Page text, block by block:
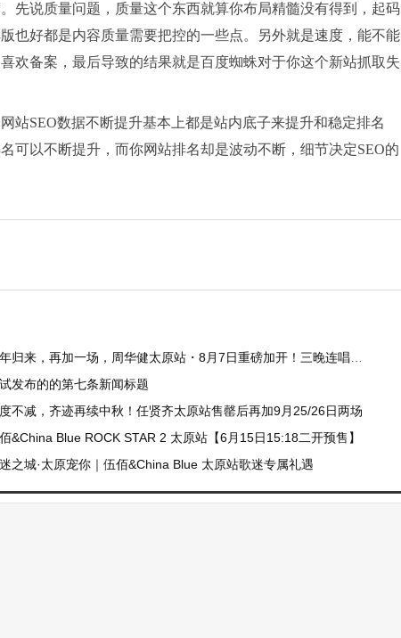
先说质量问题，质量这个东西就算你布局精髓没有得到，起码
也好都是内容质量需要把控的一些点。另外就是速度，能不能
欢备案，最后导致的结果就是百度蜘蛛对于你这个新站抓取失
站SEO数据不断提升基本上都是站内底子来提升和稳定排名
可以不断提升，而你网站排名却是波动不断，细节决定SEO的
归来，再加一场，周华健太原站・8月7日重磅加开！三晚连唱，赴我们的青春之约
发布的的第七条新闻标题
不减，齐迹再续中秋！任贤齐太原站售罄后再加9月25/26日两场
&China Blue ROCK STAR 2 太原站【6月15日15:18二开预售】
之城·太原宠你｜伍佰&China Blue 太原站歌迷专属礼遇